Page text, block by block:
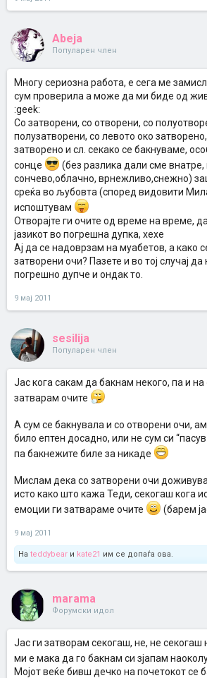
Abeja
Популарен член
Многу сериозна работа, е сега ме
сум проверила а може да ми биде од
:geek:
Со затворени, со отворени, со
полузатворени, со левото око
затворено и сл. секако се бакнуваме,
сонце
(без разлика дали сме
сончево,облачно, врнежливо,снежно)
среќа во љубовта (според видовити
испоштувам
Отворајте ги очите од време на време,
јазикот во погрешна дупка, хехе
Ај да се надоврзам на муабетов, а како
затворени очи? Пазете и во тој случај да
погрешно дупче и ондак то.
9 мај 2011
sesilija
Популарен член
Јас кога сакам да бакнам некого, па и на
затварам очите
А сум се бакнувала и со отворени очи,
било ептен досадно, или не сум си
па бакнежите биле за никаде
Мислам дека со затворени очи
исто како што кажа Теди, секогаш кога
емоции ги затвараме очите
(барем
9 мај 2011
На teddybear и kate21 им се допаѓа ова.
marama
Форумски идол
Јас ги затворам секогаш, не, не секогаш
ми е мака да го бакнам си зјапам
Мојот веќе бивш дечко на почетокот се